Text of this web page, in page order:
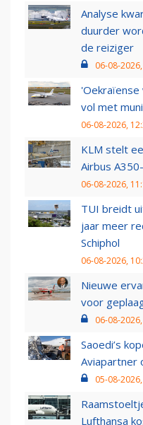
Analyse
duurder
de reiziger
06-08-
vol met
06-08-2026,
KLM stelt
Airbus
06-08-2026,
TUI breidt
jaar meer
Schiphol
06-08-2026,
Nieuwe
voor
06-08-
Saoedi’s
Aviapartner
05-08-
Lufthansa